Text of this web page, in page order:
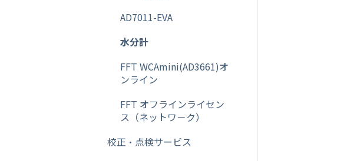
その他【天秤（天びん）】
AD7011-EVA
水分計
FFT WCAmini(AD3661)オ
ンライン
FFT オフラインライセン
ス（ネットワ－ク）
校正・点検サービス